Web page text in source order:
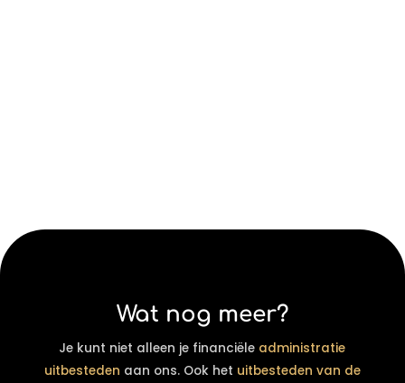
Wat nog meer?
Je kunt niet alleen je financiële administratie
uitbesteden aan ons. Ook het uitbesteden van de